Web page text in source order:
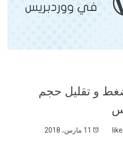
لضغط و تقليل حجم